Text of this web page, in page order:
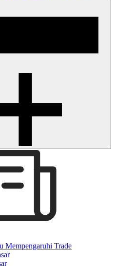
Mempengaruhi Trade